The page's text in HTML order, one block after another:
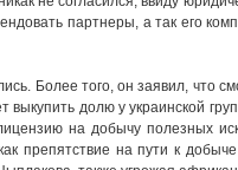
партнеры, а так его
Более того, он заявил, что
выкупить долю у украинской
на добычу полезных
препятствие на пути к